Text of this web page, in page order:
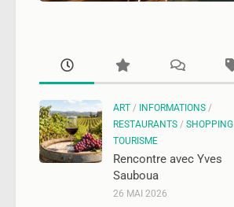
ART / INFORMATIONS /
RESTAURANTS / SHOPPING
TOURISME
Rencontre avec Yves
Sauboua
26 MAI 2026